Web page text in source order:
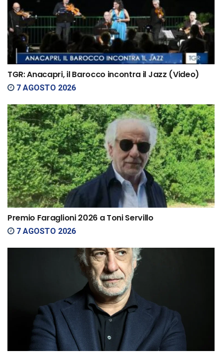
TGR: Anacapri, il Barocco incontra il Jazz (Video)
7 AGOSTO 2026
Premio Faraglioni 2026 a Toni Servillo
7 AGOSTO 2026